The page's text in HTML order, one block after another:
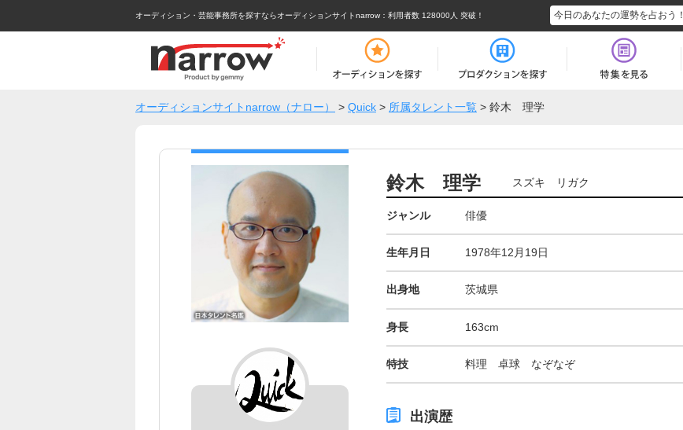
オーディション・芸能事務所を探すならオーディションサイトnarrow ：利用者数 128000人 突破！ 今日のあなたの運勢を占おう！
オーディションサイトnarrow（ナロー） > Quick > 所属タレント一覧 > 鈴木 理学
鈴木 理学 スズキ リガク
ジャンル 俳優
生年月日 1978年12月19日
出身地 茨城県
身長 163cm
特技 料理 卓球 なぞなぞ
出演歴